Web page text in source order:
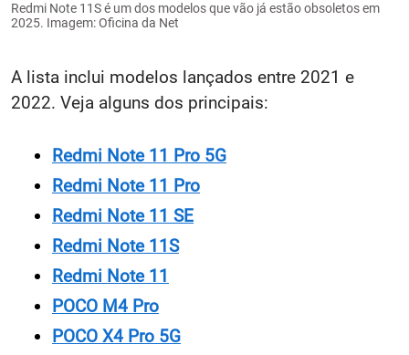
Redmi Note 11S é um dos modelos que vão já estão obsoletos em
2025. Imagem: Oficina da Net
A lista inclui modelos lançados entre 2021 e
2022. Veja alguns dos principais:
Redmi Note 11 Pro 5G
Redmi Note 11 Pro
Redmi Note 11 SE
Redmi Note 11S
Redmi Note 11
POCO M4 Pro
POCO X4 Pro 5G